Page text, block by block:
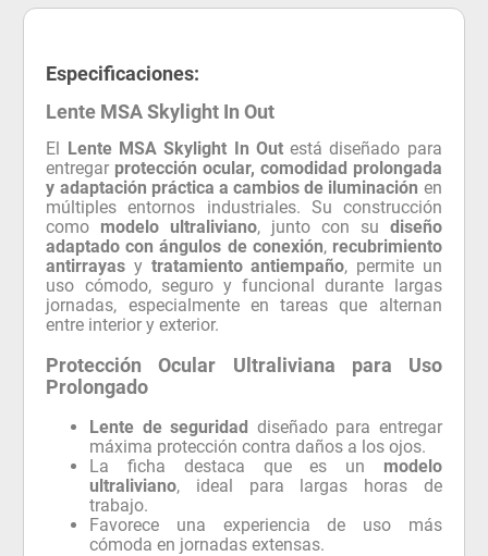
Especificaciones:
Lente MSA Skylight In Out
El Lente MSA Skylight In Outestá diseñado para
entregar protección ocular, comodidad prolongada
y adaptación práctica a cambios de iluminación en
múltiples entornos industriales. Su construcción
como modelo ultraliviano, junto con su diseño
adaptado con ángulos de conexión, recubrimiento
antirrayas y tratamiento antiempaño, permite un
uso cómodo, seguro y funcional durante largas
jornadas, especialmente en tareas que alternan
entre interior y exterior.
Protección Ocular Ultraliviana para Uso
Prolongado
Lente de seguridad diseñado para entregar
máxima protección contra daños a los ojos.
La ficha destaca que es un modelo
ultraliviano, ideal para largas horas de
trabajo.
Favorece una experiencia de uso más
cómoda en jornadas extensas.